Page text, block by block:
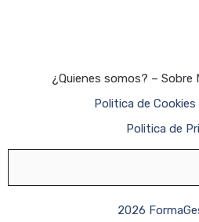
¿Quienes somos? – Sobre
Politica de Cookies
Politica de
2026